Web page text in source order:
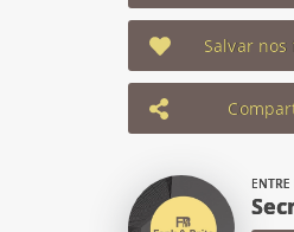
Salvar